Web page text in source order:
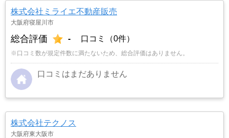
株式会社ミライエ不動産販売
大阪府寝屋川市
総合評価 - 口コミ（0件）
※口コミ数が規定件数に満たないため、総合評価はありません。
口コミはまだありません
株式会社テクノス
大阪府東大阪市